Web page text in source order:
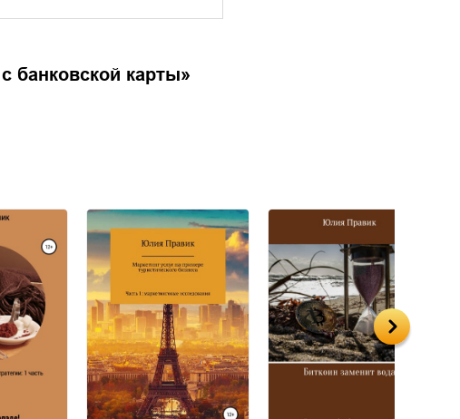
банковской карты»